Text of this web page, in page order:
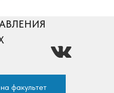
факультет